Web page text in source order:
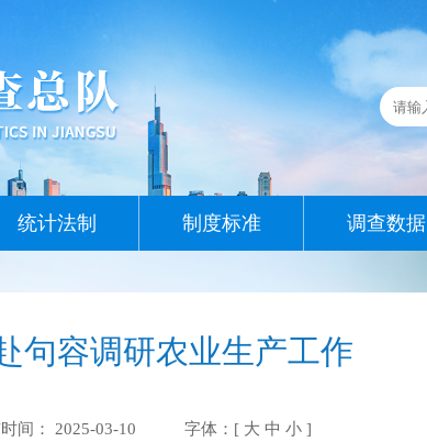
统计法制 制度标准 调查数据
句容调研农业生产工作
间： 2025-03-10 字体：[ 大 中 小]